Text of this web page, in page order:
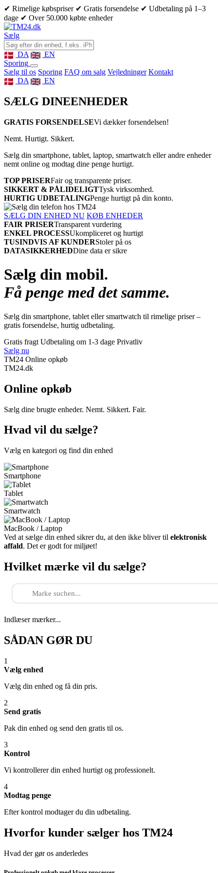
✔ Rimelige købspriser ✔ Gratis forsendelse ✔ Udbetaling på 1–3
dage ✔ Over 50.000 købte enheder
Sælg
DA
EN
Sporing
Sælg til os Sporing FAQ om salg Vejledninger Kontakt
DA
EN
SÆLG DINEENHEDER
GRATIS FORSENDELSEVi dækker forsendelsen!
Nemt. Hurtigt. Sikkert.
Sælg din smartphone, tablet, laptop, smartwatch eller andre enheder
nemt online og modtag dine penge hurtigt.
TOP PRISERFair og transparente priser.
SIKKERT & PÅLIDELIGTTysk virksomhed.
HURTIG UDBETALINGPenge hurtigt på din konto.
SÆLG DIN ENHED NU KØB ENHEDER
FAIR PRISERTransparent vurdering
ENKEL PROCESSUkompliceret og hurtigt
TUSINDVIS AF KUNDERStoler på os
DATASIKKERHEDDine data er sikre
Sælg din mobil.
Få penge med det samme.
Sælg din smartphone, tablet eller smartwatch til rimelige priser –
gratis forsendelse, hurtig udbetaling.
Gratis fragt Udbetaling om 1-3 dage Privatliv
Sælg nu
TM24 Online opkøb
TM24.dk
Online opkøb
Sælg dine brugte enheder. Nemt. Sikkert. Fair.
Hvad vil du sælge?
Vælg en kategori og find din enhed
Smartphone
Tablet
Smartwatch
MacBook / Laptop
Ved at sælge din enhed sikrer du, at den ikke bliver til elektronisk
affald. Det er godt for miljøet!
Hvilket mærke vil du sælge?
Indlæser mærker...
SÅDAN GØR DU
1
Vælg enhed
Vælg din enhed og få din pris.
2
Send gratis
Pak din enhed og send den gratis til os.
3
Kontrol
Vi kontrollerer din enhed hurtigt og professionelt.
4
Modtag penge
Efter kontrol modtager du din udbetaling.
Hvorfor kunder sælger hos TM24
Hvad der gør os anderledes